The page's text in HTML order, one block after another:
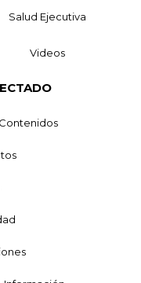
Salud Ejecutiva
Videos